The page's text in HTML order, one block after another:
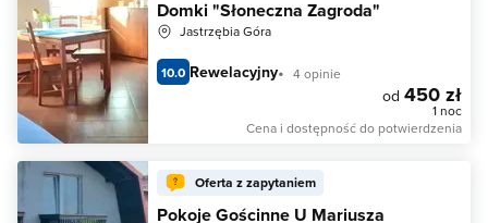
Domki "Słoneczna Zagroda"
Jastrzębia Góra
10.0 Rewelacyjny 4 opinie
od 450 zł
1 noc
Cena i dostępność do potwierdzenia
Oferta z zapytaniem
Pokoje Gościnne U Mariusza